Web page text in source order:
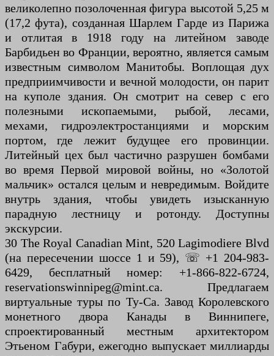
великолепно позолоченная фигура высотой 5,25 м
(17,2 фута), созданная Шарлем Гарде из Парижа
и отлитая в 1918 году на литейном заводе
Барбидьен во Франции, вероятно, является самым
известным символом Манитобы. Воплощая дух
предприимчивости и вечной молодости, он парит
на куполе здания. Он смотрит на север с его
полезными ископаемыми, рыбой, лесами,
мехами, гидроэлектростанциями и морским
портом, где лежит будущее его провинции.
Литейный цех был частично разрушен бомбами
во время Первой мировой войны, но «Золотой
мальчик» остался целым и невредимым. Войдите
внутрь здания, чтобы увидеть изысканную
парадную лестницу и ротонду. Доступны
экскурсии.
30 The Royal Canadian Mint, 520 Lagimodiere Blvd
(на пересечении шоссе 1 и 59), ☏ +1 204-983-
6429, бесплатный номер: +1-866-822-6724,
reservationswinnipeg@mint.ca. Предлагаем
виртуальные туры по Ту-Са. Завод Королевского
монетного двора Канады в Виннипеге,
спроектированный местным архитектором
Этьеном Габури, ежегодно выпускает миллиарды